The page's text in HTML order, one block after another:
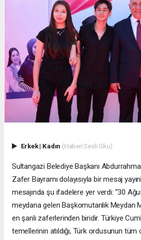
Erkek| Kadın (Haberi Sesli Oku)
Sultangazi Belediye Başkanı
Zafer Bayramı dolayısıyla bir mesaj
mesajında şu ifadelere yer verdi: “30
meydana gelen Başkomutanlık Meydan
en şanlı zaferlerinden biridir. Türkiye
temellerinin atıldığı, Türk ordusunun tüm